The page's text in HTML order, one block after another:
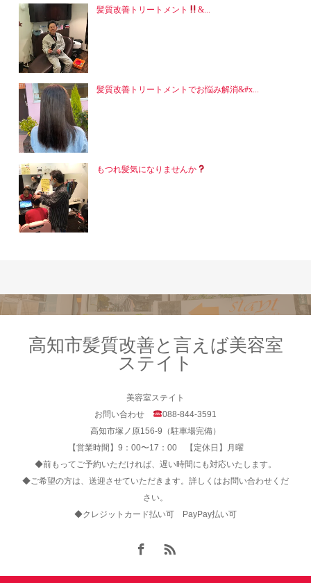
髪質改善トリートメント &...
髪質改善トリートメントでお悩み解消&#x...
もつれ髪気になりませんか
高知市髪質改善と言えば美容室
ステイト
美容室ステイト
お問い合わせ
088-844-3591
高知市塚ノ原156-9（駐車場完備）
【営業時間】9：00〜17：00 【定休日】月曜
◆前もってご予約いただければ、遅い時間にも対応いたします。
◆ご希望の方は、送迎させていただきます。詳しくはお問い合わせくだ
さい。
◆クレジットカード払い可 PayPay払い可